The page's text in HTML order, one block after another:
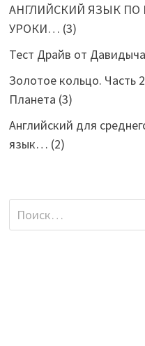
АНГЛИЙСКИЙ ЯЗЫК ПО
УРОКИ… (3)
Тест Драйв от Давидыча
Золотое кольцо. Часть
Планета (3)
Английский для
язык… (2)
Найти: